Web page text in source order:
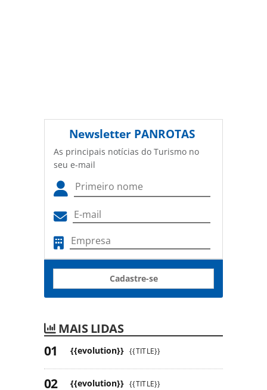
Newsletter PANROTAS
As principais notícias do Turismo no
seu e-mail
Cadastre-se
MAIS LIDAS
{{evolution}} {{TITLE}}
{{evolution}} {{TITLE}}